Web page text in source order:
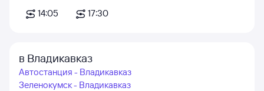
14:05
17:30
в Владикавказ
Автостанция - Владикавказ
Зеленокумск - Владикавказ